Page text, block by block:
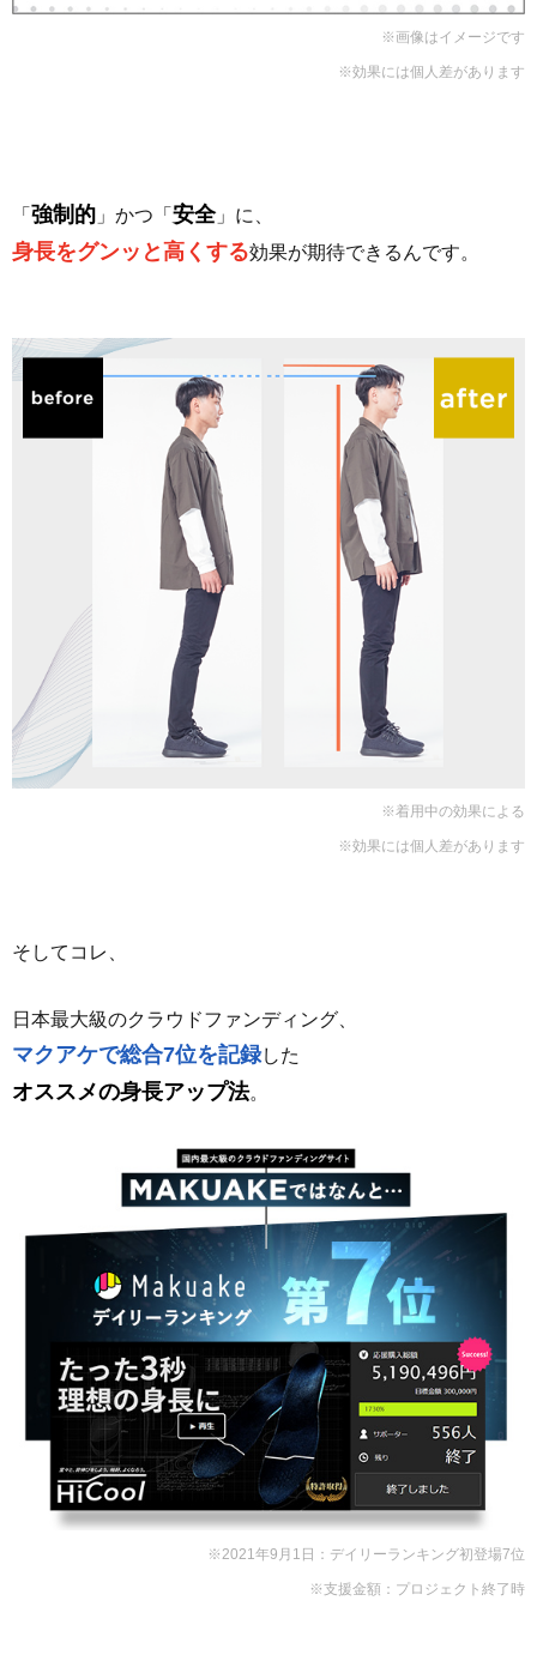
※画像はイメージです
※効果には個人差があります
「 強制的 」かつ「 安全」に、
身長をグンッと高くする効果が期待できるんです。
※着用中の効果による
※効果には個人差があります
そしてコレ、
日本最大級のクラウドファンディング、
マクアケで総合7位を記録した
オススメの身長アップ法。
※2021年9月1日：デイリーランキング初登場7位
※支援金額：プロジェクト終了時